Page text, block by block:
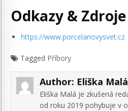
Odkazy & Zdroje
https://www.porcelanovysvet.cz
Tagged Příbory
Author: Eliška Malá
Eliška Malá je zkušená
od roku 2019 pohybuje v